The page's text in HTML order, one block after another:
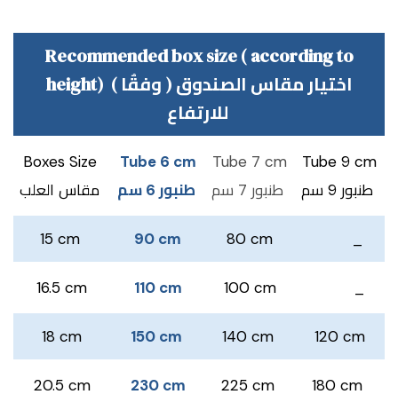
Recommended box size ( according to
height) ( اختيار مقاس الصندوق ( وفقٌا
Boxes Size
Tube 6 cm
طنبور 6 سم
Tube 7 cm
Tube 9 cm
15 cm 90 cm 80 cm
16.5 cm 110 cm 100 cm
18 cm 150 cm 140 cm 120 cm
20.5 cm 230 cm 225 cm 180 cm